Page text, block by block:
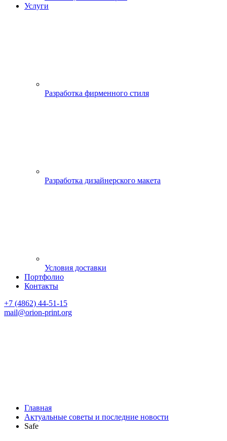
Услуги
Разработка фирменного стиля
Разработка дизайнерского макета
Условия доставки
Портфолио
Контакты
+7 (4862) 44-51-15
mail@orion-print.org
Главная
Актуальные советы и последние новости
Safe